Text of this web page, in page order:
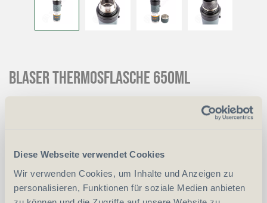
Diese Webseite verwendet Cookies
Wir verwenden Cookies, um Inhalte und Anzeigen zu
personalisieren, Funktionen für soziale Medien anbieten
Blaser Thermosflasche 650ml
Anzahl Stück -